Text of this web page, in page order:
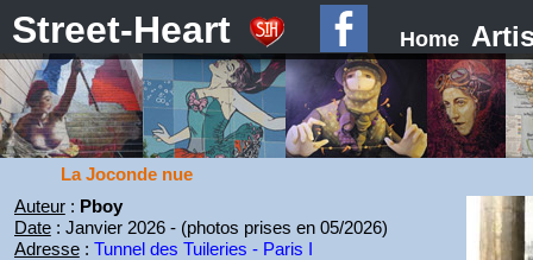
Street-Heart Home
La Joconde nue
Auteur: Pboy
Date: Janvier 2026 - (photos prises en 05/2026)
Adresse: Tunnel des Tuileries - Paris I